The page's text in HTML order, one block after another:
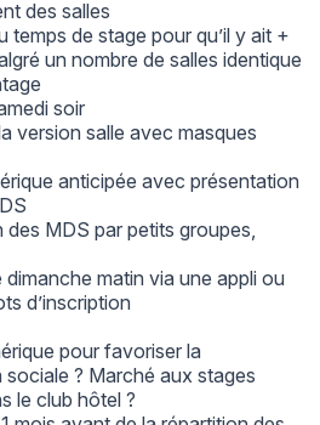
des salles
temps de stage pour qu’il y ait +
un nombre de salles identique
soir
version salle avec masques
anticipée avec présentation
des MDS par petits groupes,
dimanche matin via une appli ou
d’inscription
pour favoriser la
? Marché aux stages
le club hôtel ?